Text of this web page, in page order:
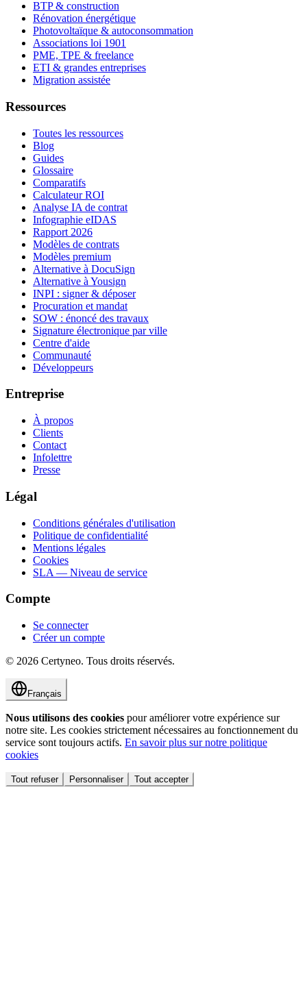
BTP & construction
Rénovation énergétique
Photovoltaïque & autoconsommation
Associations loi 1901
PME, TPE & freelance
ETI & grandes entreprises
Migration assistée
Ressources
Toutes les ressources
Blog
Guides
Glossaire
Comparatifs
Calculateur ROI
Analyse IA de contrat
Infographie eIDAS
Rapport 2026
Modèles de contrats
Modèles premium
Alternative à DocuSign
Alternative à Yousign
INPI : signer & déposer
Procuration et mandat
SOW : énoncé des travaux
Signature électronique par ville
Centre d'aide
Communauté
Développeurs
Entreprise
À propos
Clients
Contact
Infolettre
Presse
Légal
Conditions générales d'utilisation
Politique de confidentialité
Mentions légales
Cookies
SLA — Niveau de service
Compte
Se connecter
Créer un compte
© 2026 Certyneo. Tous droits réservés.
Français
Nous utilisons des cookies pour améliorer votre expérience sur
notre site. Les cookies strictement nécessaires au fonctionnement du
service sont toujours actifs. En savoir plus sur notre politique
cookies
Tout refuser Personnaliser Tout accepter